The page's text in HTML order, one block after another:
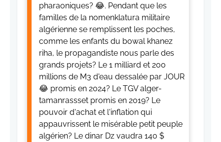
pharaoniques? 😂. Pendant que les
familles de la nomenklatura militaire
algérienne se remplissent les poches,
comme les enfants du bowal khanez
riha, le propagandiste nous parle des
grands projets? Le 1 milliard et 200
millions de M3 d'eau dessalée par JOUR
😂 promis en 2024? Le TGV alger-
tamanrassset promis en 2019? Le
pouvoir d'achat et l'inflation qui
appauvrissent le misérable petit peuple
algérien? Le dinar Dz vaudra 140 $